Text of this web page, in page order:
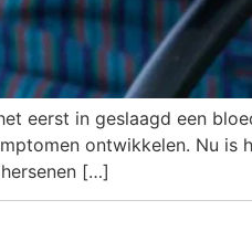
eerst in geslaagd een
ontwikkelen. Nu
[…]